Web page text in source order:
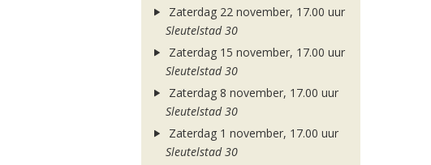
Zaterdag 22 november, 17.00 uur
Sleutelstad 30
Zaterdag 15 november, 17.00 uur
Sleutelstad 30
Zaterdag 8 november, 17.00 uur
Sleutelstad 30
Zaterdag 1 november, 17.00 uur
Sleutelstad 30